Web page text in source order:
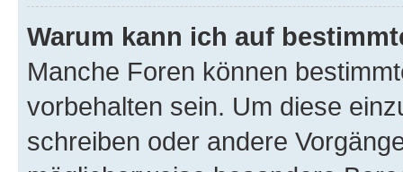
Warum kann ich auf
Manche Foren können
vorbehalten sein. Um diese
schreiben oder andere